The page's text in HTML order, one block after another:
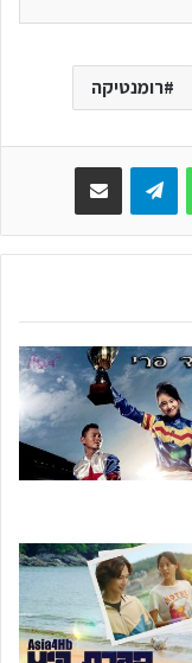
רומנטיקה
WhatsApp
Telegram